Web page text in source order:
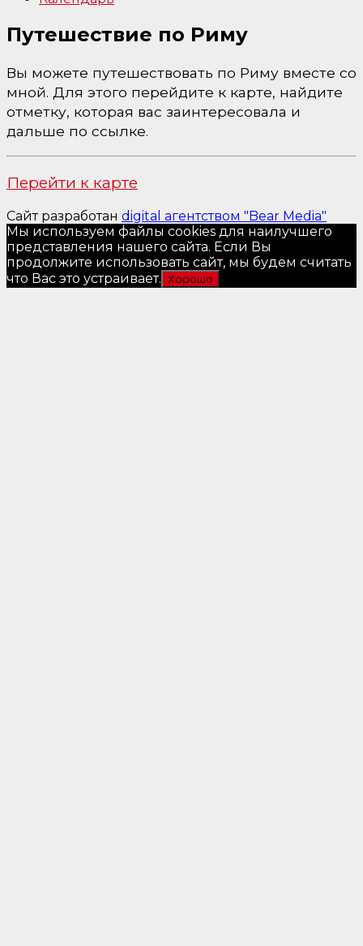
Путешествие по Риму
Вы можете путешествовать по Риму вместе со
мной. Для этого перейдите к карте, найдите
отметку, которая вас заинтересовала и
дальше по ссылке.
Перейти к карте
Сайт разработан digital агентством "Bear Media"
Мы используем файлы cookies для наилучшего
представления нашего сайта. Если Вы
продолжите использовать сайт, мы будем считать
что Вас это устраивает. Хорошо